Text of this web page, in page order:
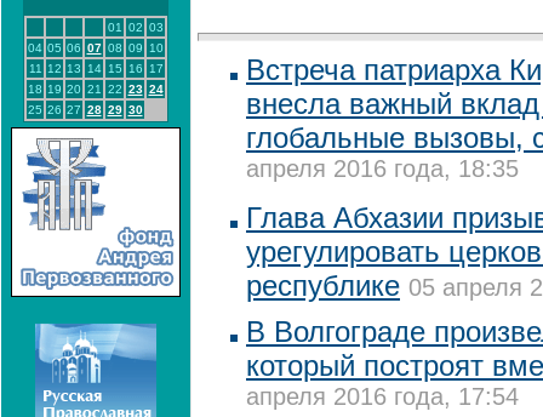
01 02 03
04 05 06 07 08 09
10
11
12 13 14 15 16
17
18 19 20 21 22 23 24
25 26 27 28 29 30
Встреча патриарха
внесла важный
глобальные вызовы,
апреля 2016 года, 18:35
Глава Абхазии
урегулировать
республике 05 апреля
В Волгограде
который построят
апреля 2016 года, 17:54